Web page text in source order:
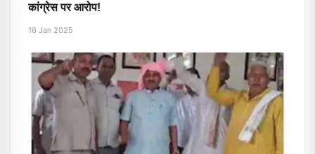
कांग्रेस पर आरोप!
16 Jan 2025